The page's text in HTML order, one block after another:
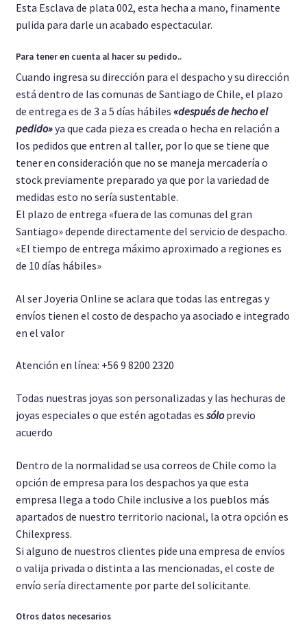
Esta Esclava de plata 002, esta hecha a mano, finamente
pulida para darle un acabado espectacular.
Para tener en cuenta al hacer su pedido..
Cuando ingresa su dirección para el despacho y su dirección
está dentro de las comunas de Santiago de Chile, el plazo
de entrega es de 3 a 5 días hábiles «después de hecho el
pedido»ya que cada pieza es creada o hecha en relación a
los pedidos que entren al taller, por lo que se tiene que
tener en consideración que no se maneja mercadería o
stock previamente preparado ya que por la variedad de
medidas esto no sería sustentable.
El plazo de entrega «fuera de las comunas del gran
Santiago» depende directamente del servicio de despacho.
«El tiempo de entrega máximo aproximado a regiones es
de 10 días hábiles»
Al ser Joyeria Online se aclara que todas las entregas y
envíos tienen el costo de despacho ya asociado e integrado
en el valor
Atención en línea: +56 9 8200 2320
Todas nuestras joyas son personalizadas y las hechuras de
joyas especiales o que estén agotadas es sóloprevio
acuerdo
Dentro de la normalidad se usa correos de Chile como la
opción de empresa para los despachos ya que esta
empresa llega a todo Chile inclusive a los pueblos más
apartados de nuestro territorio nacional, la otra opción es
Chilexpress.
Si alguno de nuestros clientes pide una empresa de envíos
o valija privada o distinta a las mencionadas, el coste de
envío sería directamente por parte del solicitante.
Otros datos necesarios